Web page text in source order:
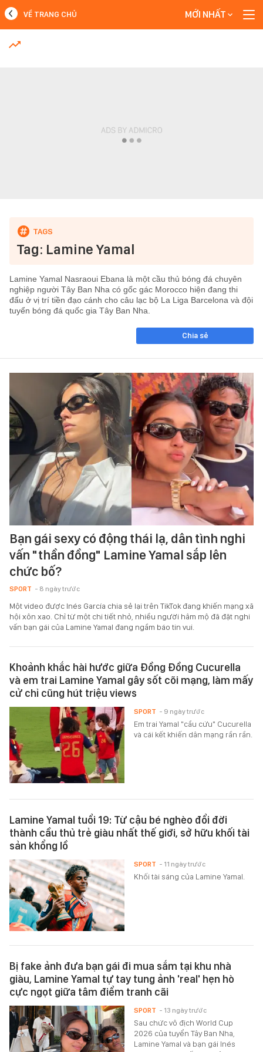
MỚI NHẤT
VỀ TRANG CHỦ MỚI NHẤT
Tag: Lamine Yamal
Lamine Yamal Nasraoui Ebana là một cầu thủ bóng đá chuyên
nghiệp người Tây Ban Nha có gốc gác Morocco hiện đang thi
đấu ở vị trí tiền đạo cánh cho câu lạc bộ La Liga Barcelona và đội
tuyển bóng đá quốc gia Tây Ban Nha.
Chia sẻ
Bạn gái sexy có động thái lạ, dân tình nghi
vấn "thần đồng" Lamine Yamal sắp lên
chức bố?
SPORT - 8 ngày trước
Một video được Inés García chia sẻ lại trên TikTok đang khiến mạng xã
hội xôn xao. Chỉ từ một chi tiết nhỏ, nhiều người hâm mộ đã đặt nghi
vấn bạn gái của Lamine Yamal đang ngầm báo tin vui.
Khoảnh khắc hài hước giữa Đồng Đồng Cucurella
và em trai Lamine Yamal gây sốt cõi mạng, làm mấy
cử chỉ cũng hút triệu views
Em trai Yamal "cầu cứu" Cucurella
và cái kết khiến dân mạng rần rần.
SPORT - 9 ngày trước
Lamine Yamal tuổi 19: Từ cậu bé nghèo đổi đời
thành cầu thủ trẻ giàu nhất thế giới, sở hữu khối tài
sản khổng lồ
Khối tài sáng của Lamine Yamal.
SPORT - 11 ngày trước
Bị fake ảnh đưa bạn gái đi mua sắm tại khu nhà
giàu, Lamine Yamal tự tay tung ảnh 'real' hẹn hò
cực ngọt giữa tâm điểm tranh cãi
Sau chức vô địch World Cup
2026 của tuyển Tây Ban Nha,
Lamine Yamal và bạn gái Inés
SPORT - 13 ngày trước